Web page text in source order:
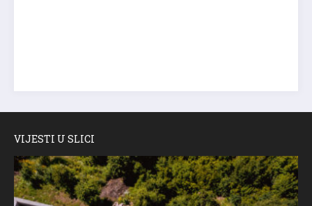
VIJESTI U SLICI